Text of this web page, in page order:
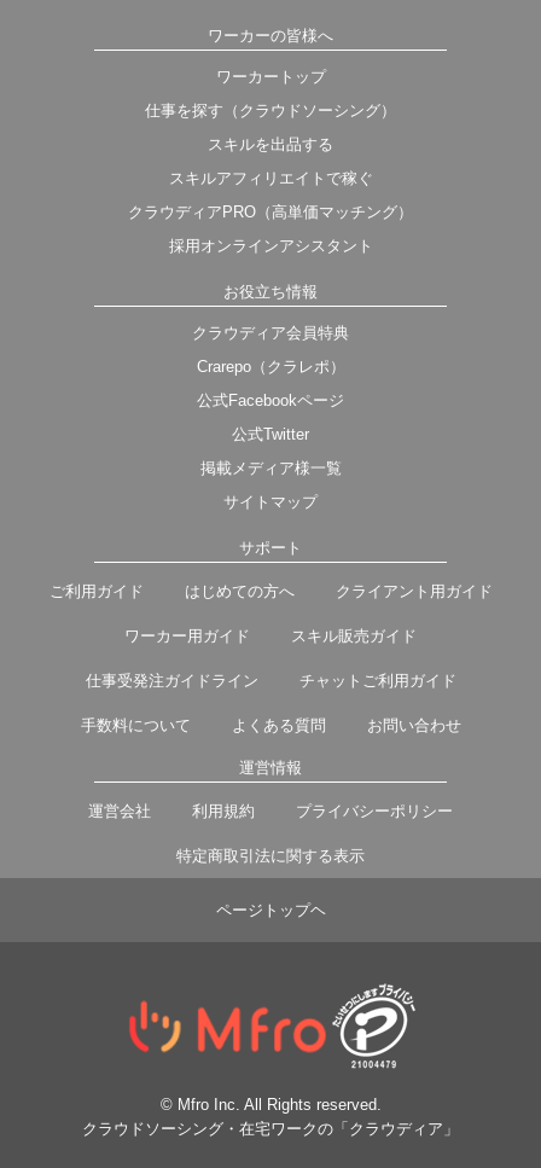
ワーカーの皆様へ
ワーカートップ
仕事を探す（クラウドソーシング）
スキルを出品する
スキルアフィリエイトで稼ぐ
クラウディアPRO（高単価マッチング）
採用オンラインアシスタント
お役立ち情報
クラウディア会員特典
Crarepo（クラレポ）
公式Facebookページ
公式Twitter
掲載メディア様一覧
サイトマップ
サポート
ご利用ガイド はじめての方へ クライアント用ガイド
ワーカー用ガイド スキル販売ガイド
仕事受発注ガイドライン チャットご利用ガイド
手数料について よくある質問 お問い合わせ
運営情報
運営会社 利用規約 プライバシーポリシー
特定商取引法に関する表示
ページトップヘ
© Mfro Inc. All Rights reserved.
クラウドソーシング・在宅ワークの「クラウディア」